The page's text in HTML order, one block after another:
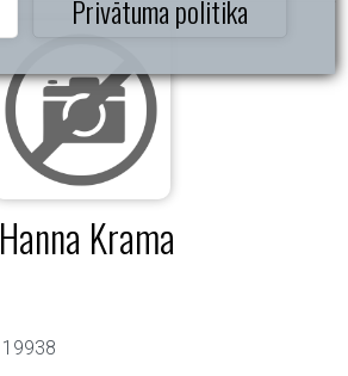
Privātuma politika
Hanna Krama
19938